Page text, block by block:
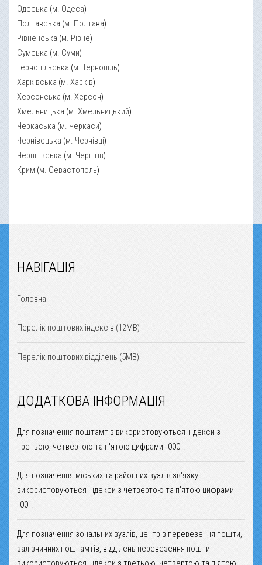
Одеська (м. Одеса)
Полтавська (м. Полтава)
Рівненська (м. Рівне)
Сумська (м. Суми)
Тернопільська (м. Тернопіль)
Харківська (м. Харків)
Херсонська (м. Херсон)
Хмельницька (м. Хмельницький)
Черкаська (м. Черкаси)
Чернівецька (м. Чернівці)
Чернігівська (м. Чернігів)
Крим (м. Севастополь)
НАВІГАЦІЯ
Головна
Перелік поштових індексів (12MB)
Перелік поштових відділень (5MB)
ДОДАТКОВА ІНФОРМАЦІЯ
Для позначення поштамтів використовуються індекси з
третьою, четвертою та п'ятою цифрами "000".
Для позначення міських та районних вузлів зв'язку
використовуються індекси з четвертою та п'ятою цифрами
"00".
Для позначення зональних вузлів, центрів перевезення пошти,
залізничних поштамтів, відділень перевезення пошти